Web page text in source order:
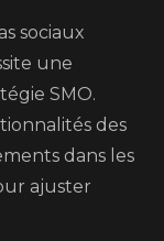
sociaux
une
SMO.
des
dans les
ajuster